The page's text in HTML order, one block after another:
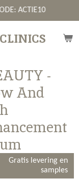
ACTIE10
-
And
Gratis levering en
samples